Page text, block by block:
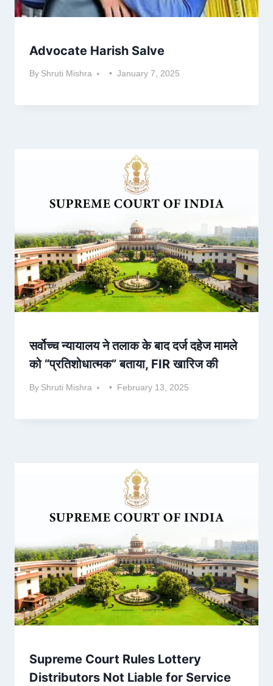
Advocate Harish Salve
By Shruti Mishra January 7, 2025
सर्वोच्च न्यायालय ने तलाक के बाद दर्ज दहेज मामले
को “प्रतिशोधात्मक” बताया, FIR खारिज की
By Shruti Mishra February 13, 2025
Supreme Court Rules Lottery
Distributors Not Liable for Service